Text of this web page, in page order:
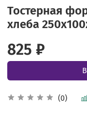
Тостерная
хлеба
(0)
825 ₽